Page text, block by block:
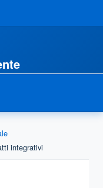
integrativi